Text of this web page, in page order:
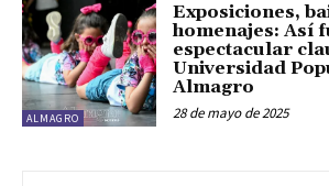
ALMAGRO
Exposiciones,
homenajes: Así
espectacular
Universidad
Almagro
28 de mayo de 2025